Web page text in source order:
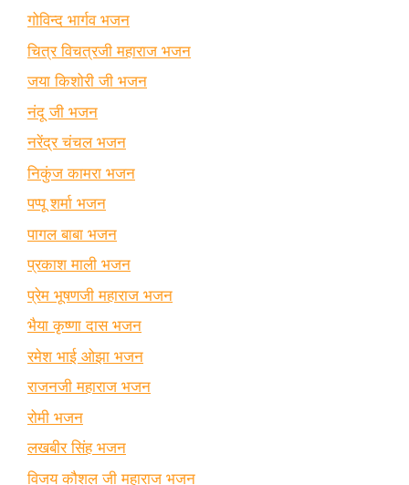
गोविन्द भार्गव भजन
चित्र विचत्रजी महाराज भजन
जया किशोरी जी भजन
नंदू जी भजन
नरेंद्र चंचल भजन
निकुंज कामरा भजन
पप्पू शर्मा भजन
पागल बाबा भजन
प्रकाश माली भजन
प्रेम भूषणजी महाराज भजन
भैया कृष्णा दास भजन
रमेश भाई ओझा भजन
राजनजी महाराज भजन
रोमी भजन
लखबीर सिंह भजन
विजय कौशल जी महाराज भजन